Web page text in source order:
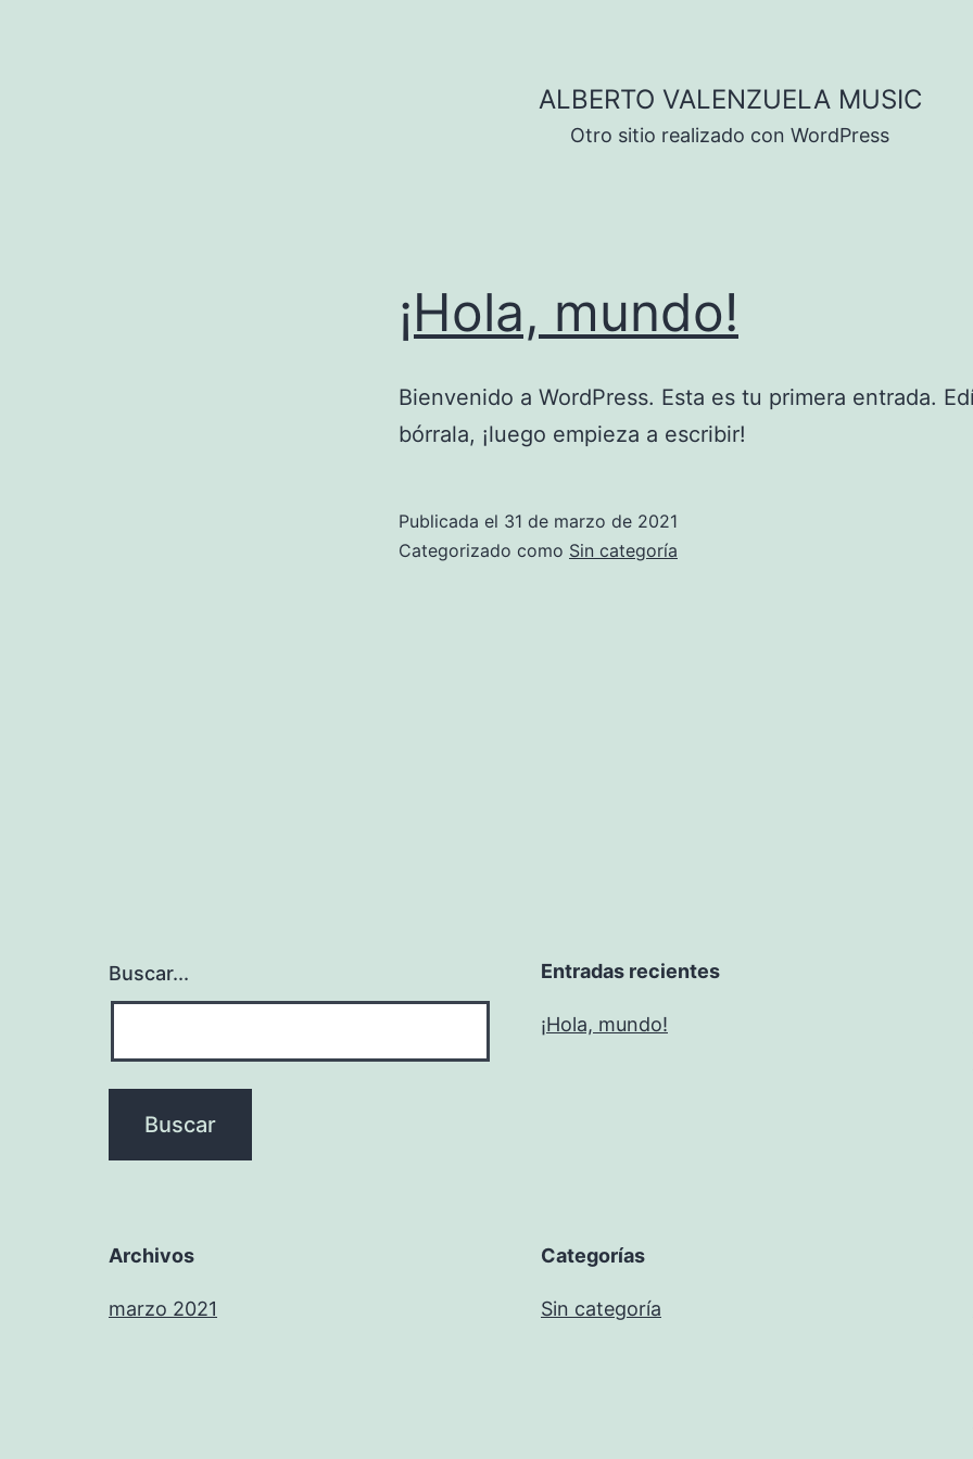
ALBERTO VALENZUELA MUSIC
Otro sitio realizado con WordPress
¡Hola, mundo!
Bienvenido a WordPress. Esta es tu primera entrada.
bórrala, ¡luego empieza a escribir!
Publicada el 31 de marzo de 2021
Categorizado como Sin categoría
Buscar... Entradas recientes
¡Hola, mundo!
Archivos
marzo 2021
Categorías
Sin categoría